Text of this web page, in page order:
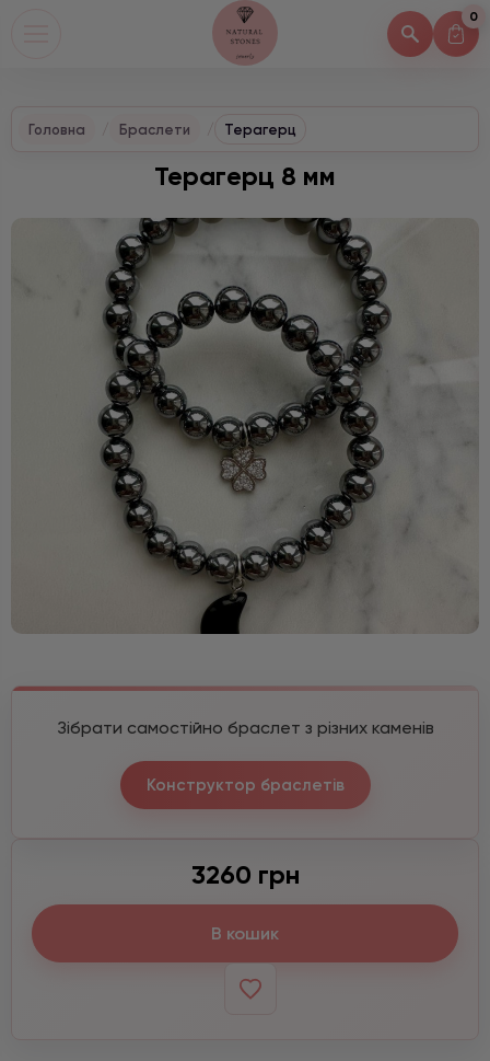
0
Головна Браслети Терагерц
Терагерц 8 мм
Зібрати самостійно браслет з різних каменів
Конструктор браслетів
3260 грн
В кошик